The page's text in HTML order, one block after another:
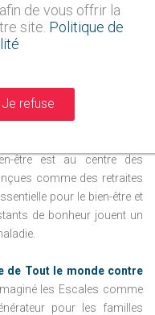
loin des murs de
l’association, née en
visant à apporter de la
proches, Tout le monde
être est au centre des
comme des retraites
pour le bien-être et
de bonheur jouent un
de Tout le monde contre
les Escales comme
pour les familles
de vous offrir la
site. Politique de
Je refuse